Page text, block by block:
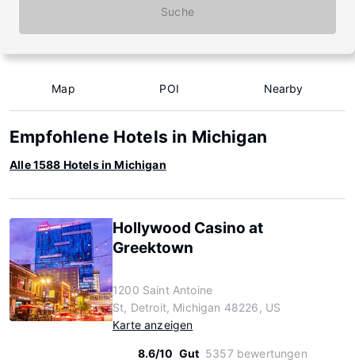
Suche
Map POI Nearby
Empfohlene Hotels in Michigan
Alle 1588 Hotels in Michigan
Hollywood Casino at
Greektown
1200 Saint Antoine
St, Detroit, Michigan 48226, US
Karte anzeigen
8.6/10 Gut 5357 bewertungen